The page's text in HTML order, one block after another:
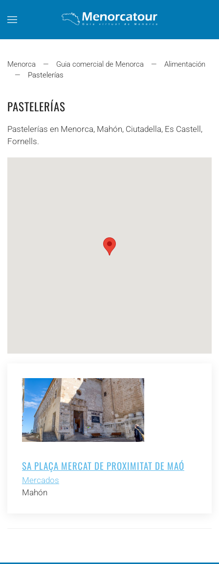
Skip to main content
Menorca Guia comercial de Menorca
Alimentación
Pastelerías
PASTELERÍAS
Pastelerías en Menorca, Mahón, Ciutadella, Es Castell,
Fornells.
SA PLAÇA MERCAT DE PROXIMITAT DE MAÓ
Mercados
Mahón